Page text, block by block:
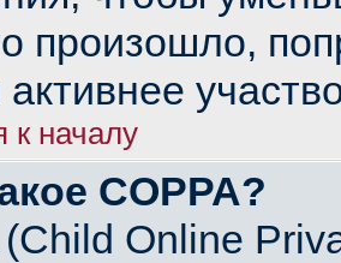
произошло,
к началу
COPPA?
Online